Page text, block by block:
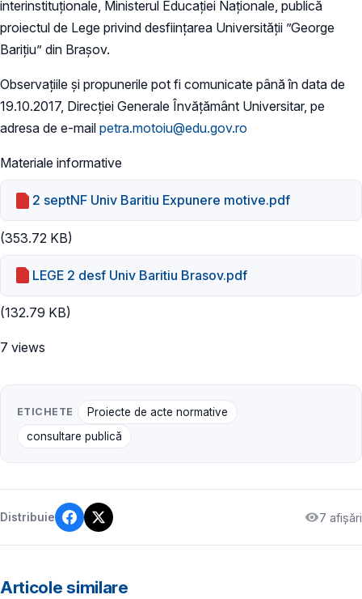
interinstituționale, Ministerul Educaţiei Naţionale, publică
proiectul de Lege privind desființarea Universității ”George
Barițiu” din Brașov.
Observațiile și propunerile pot fi comunicate până în data de
19.10.2017, Direcției Generale Învățământ Universitar, pe
adresa de e-mail petra.motoiu@edu.gov.ro
Materiale informative
2 septNF Univ Baritiu Expunere motive.pdf
(353.72 KB)
LEGE 2 desf Univ Baritiu Brasov.pdf
(132.79 KB)
7 views
ETICHETE
Proiecte de acte normative
consultare publică
Distribuie 7 afișări
Articole similare